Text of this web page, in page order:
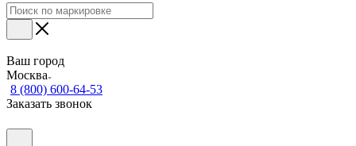
Ваш город
Москва
8 (800) 600-64-53
Заказать звонок